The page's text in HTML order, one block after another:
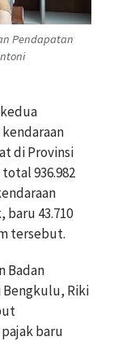
Pendapatan
di Provinsi
936.982
43.710
tersebut.
Badan
Bengkulu, Riki
baru